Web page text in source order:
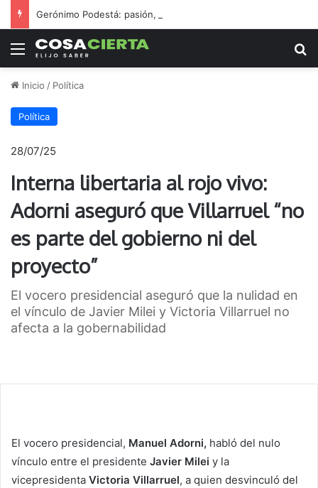
Menú
Inicio / Política
Política
28/07/25
Interna libertaria al rojo vivo:
Adorni aseguró que Villarruel “no
es parte del gobierno ni del
proyecto”
El vocero presidencial aseguró que la nulidad en
el vínculo de Javier Milei y Victoria Villarruel no
afecta a la gobernabilidad
El vocero presidencial, Manuel Adorni, habló del nulo
vínculo entre el presidente Javier Milei y la
vicepresidenta Victoria Villarruel, a quien desvinculó del